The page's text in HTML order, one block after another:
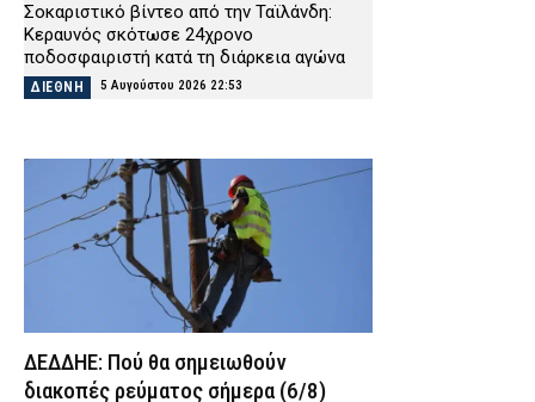
Σοκαριστικό βίντεο από την Ταϊλάνδη:
Κεραυνός σκότωσε 24χρονο
ποδοσφαιριστή κατά τη διάρκεια αγώνα
ΔΙΕΘΝΗ 5 Αυγούστου 2026 22:53
ελικοπτέρων – Μια ημέρα πριν
επιχειρούσε στον τόπο καταγωγής του
ΕΙΔΗΣΕΙΣ 5 Αυγούστου 2026 22:38
Κέρκυρα: Συνελήφθη 19χρονος αλλοδαπός
– Εντοπίστηκε με μαχαίρι 11 εκατοστών σε
αστυνομικό έλεγχο
Φωτιά στη Βοιωτία: Προς αναστολή
ΔΕΔΔΗΕ: Πού θα σημειωθούν
διακοπές ρεύματος σήμερα (6/8)